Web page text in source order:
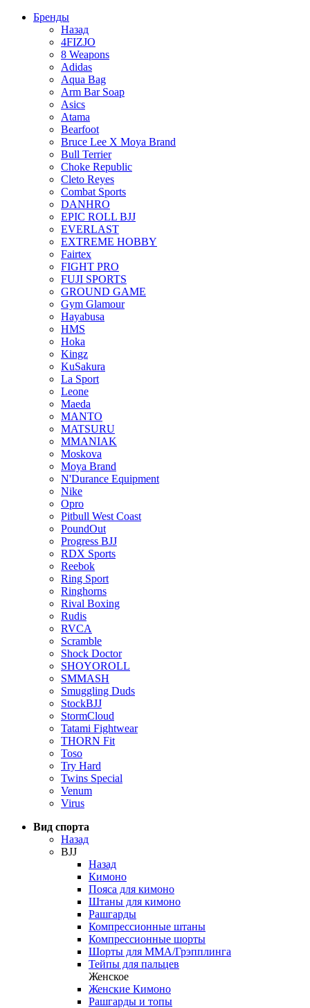
Бренды
Назад
4FIZJO
8 Weapons
Adidas
Aqua Bag
Arm Bar Soap
Asics
Atama
Bearfoot
Bruce Lee X Moya Brand
Bull Terrier
Choke Republic
Cleto Reyes
Combat Sports
DANHRO
EPIC ROLL BJJ
EVERLAST
EXTREME HOBBY
Fairtex
FIGHT PRO
FUJI SPORTS
GROUND GAME
Gym Glamour
Hayabusa
HMS
Hoka
Kingz
KuSakura
La Sport
Leone
Maeda
MANTO
MATSURU
MMANIAK
Moskova
Moya Brand
N'Durance Equipment
Nike
Opro
Pitbull West Coast
PoundOut
Progress BJJ
RDX Sports
Reebok
Ring Sport
Ringhorns
Rival Boxing
Rudis
RVCA
Scramble
Shock Doctor
SHOYOROLL
SMMASH
Smuggling Duds
StockBJJ
StormCloud
Tatami Fightwear
THORN Fit
Toso
Try Hard
Twins Special
Venum
Virus
Вид спорта
Назад
BJJ
Назад
Кимоно
Пояса для кимоно
Штаны для кимоно
Рашгарды
Компрессионные штаны
Компрессионные шорты
Шорты для ММА/Грэпплинга
Тейпы для пальцев
Женское
Женские Кимоно
Рашгарды и топы